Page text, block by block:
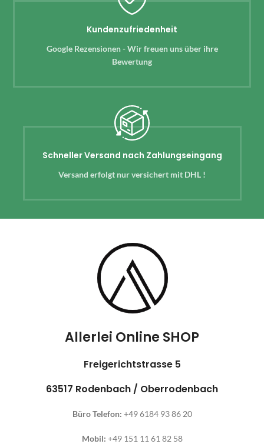
Kundenzufriedenheit
Google Rezensionen - Wir freuen uns über ihre
Bewertung
Schneller Versand nach Zahlungseingang
Versand erfolgt nur versichert mit DHL !
Allerlei Online SHOP
Freigerichtstrasse 5
63517 Rodenbach / Oberrodenbach
Büro Telefon: +49 6184 93 86 20
Mobil: +49 151 11 61 82 58